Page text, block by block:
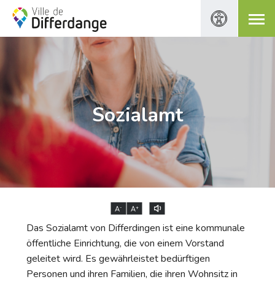
Sozialamt
A- A+
Das Sozialamt von Differdingen ist eine kommunale
öffentliche Einrichtung, die von einem Vorstand
geleitet wird. Es gewährleistet bedürftigen
Personen und ihren Familien, die ihren Wohnsitz in